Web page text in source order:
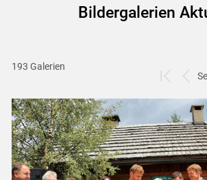
Bildergalerien
ersten
Set
zum
Set
193 Galerien